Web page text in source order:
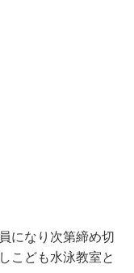
になり次第締め切
こども水泳教室と